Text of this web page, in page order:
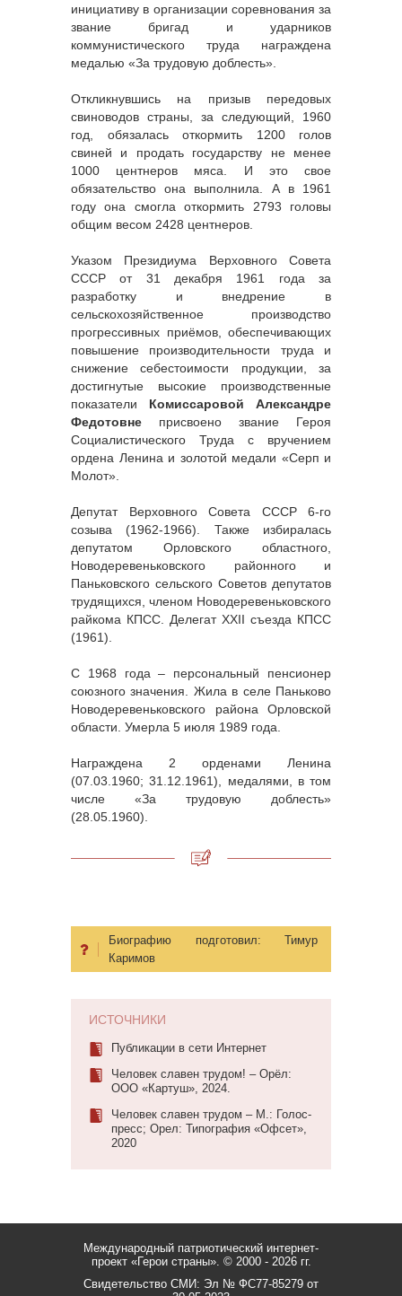
инициативу в организации соревнования за
звание бригад и ударников
коммунистического труда награждена
медалью «За трудовую доблесть».
Откликнувшись на призыв передовых
свиноводов страны, за следующий, 1960
год, обязалась откормить 1200 голов
свиней и продать государству не менее
1000 центнеров мяса. И это свое
обязательство она выполнила. А в 1961
году она смогла откормить 2793 головы
общим весом 2428 центнеров.
Указом Президиума Верховного Совета
СССР от 31 декабря 1961 года за
разработку и внедрение в
сельскохозяйственное производство
прогрессивных приёмов, обеспечивающих
повышение производительности труда и
снижение себестоимости продукции, за
достигнутые высокие производственные
показатели Комиссаровой Александре
Федотовне присвоено звание Героя
Социалистического Труда с вручением
ордена Ленина и золотой медали «Серп и
Молот».
Депутат Верховного Совета СССР 6-го
созыва (1962-1966). Также избиралась
депутатом Орловского областного,
Новодеревеньковского районного и
Паньковского сельского Советов депутатов
трудящихся, членом Новодеревеньковского
райкома КПСС. Делегат XXII съезда КПСС
(1961).
С 1968 года – персональный пенсионер
союзного значения. Жила в селе Паньково
Новодеревеньковского района Орловской
области. Умерла 5 июля 1989 года.
Награждена 2 орденами Ленина
(07.03.1960; 31.12.1961), медалями, в том
числе «За трудовую доблесть»
(28.05.1960).
Биографию подготовил: Тимур
Каримов
ИСТОЧНИКИ
Публикации в сети Интернет
Человек славен трудом! – Орёл:
ООО «Картуш», 2024.
Человек славен трудом – М.: Голос-
пресс; Орел: Типография «Офсет»,
2020
Международный патриотический интернет-
проект «Герои страны». © 2000 - 2026 гг.
Свидетельство СМИ: Эл № ФС77-85279 от